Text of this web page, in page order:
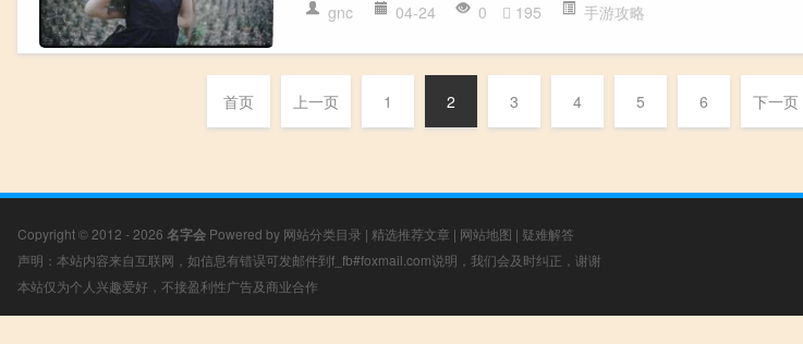
gnc 04-24 0 195 手游攻略
首页 上一页 1 2 3 4 5 6 下一页
Copyright © 2012 - 2026 名字会 Powered by 网站分类目录 | 精选推荐文章 | 网站地图 | 疑难解答
声明：本站内容来自互联网，如信息有错误可发邮件到f_fb#foxmail.com说明，我们会及时纠正，谢谢
本站仅为个人兴趣爱好，不接盈利性广告及商业合作